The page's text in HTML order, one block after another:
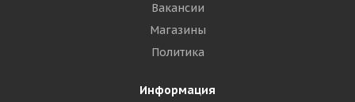
Вакансии
Магазины
Политика
Информация